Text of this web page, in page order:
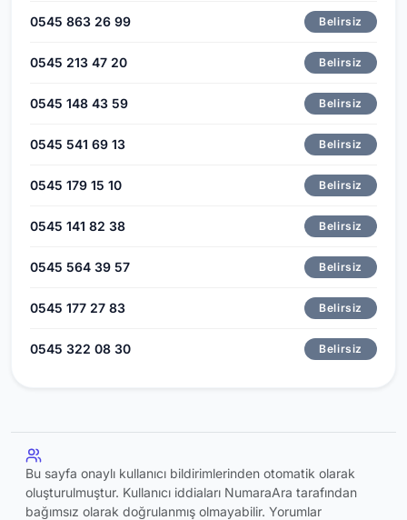
0545 863 26 99 Belirsiz
0545 213 47 20 Belirsiz
0545 148 43 59 Belirsiz
0545 541 69 13 Belirsiz
0545 179 15 10 Belirsiz
0545 141 82 38 Belirsiz
0545 564 39 57 Belirsiz
0545 177 27 83 Belirsiz
0545 322 08 30 Belirsiz
Bu sayfa onaylı kullanıcı bildirimlerinden otomatik olarak
oluşturulmuştur. Kullanıcı iddiaları NumaraAra tarafından
bağımsız olarak doğrulanmış olmayabilir. Yorumlar